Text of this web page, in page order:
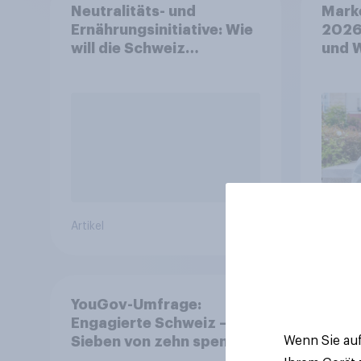
Neutralitäts- und
Ernährungsinitiative: Wie
will die Schweiz
Artikel
und
YouGov-Umfrage:
Engagierte Schweiz –
Sieben von zehn spenden,
Wenn Sie